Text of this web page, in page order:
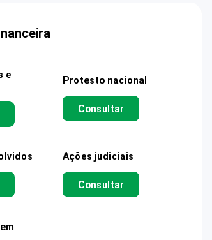
e
Protesto nacional
Consultar
Ações judiciais
Consultar